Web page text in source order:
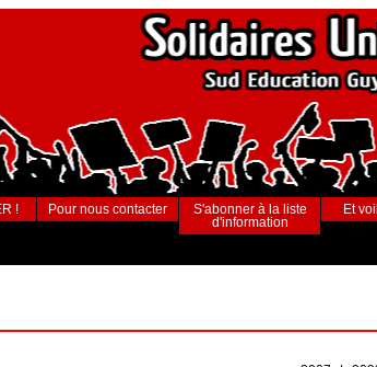
! Pour nous contacter
S'abonner à la liste
d'information
Et